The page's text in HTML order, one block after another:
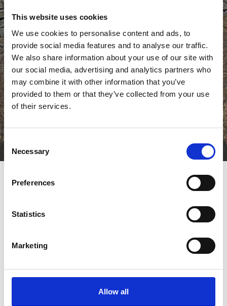
This website uses cookies
We use cookies to personalise content and ads, to
provide social media features and to analyse our traffic.
We also share information about your use of our site with
our social media, advertising and analytics partners who
may combine it with other information that you’ve
provided to them or that they’ve collected from your use
of their services.
Consent
Selection
Necessary
Preferences
Statistics
Marketing
Allow all
Gå til hjemmeside